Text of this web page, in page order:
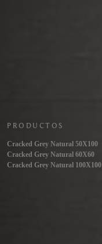
PRODUCTOS
Cracked Grey Natural 50X100
Cracked Grey Natural 60X60
Cracked Grey Natural 100X100